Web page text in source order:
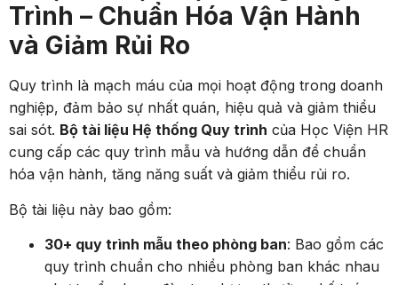
Trình – Chuẩn Hóa Vận Hành
và Giảm Rủi Ro
Quy trình là mạch máu của mọi hoạt động trong doanh
nghiệp, đảm bảo sự nhất quán, hiệu quả và giảm thiểu
sai sót. Bộ tài liệu Hệ thống Quy trình của Học Viện HR
cung cấp các quy trình mẫu và hướng dẫn để chuẩn
hóa vận hành, tăng năng suất và giảm thiểu rủi ro.
Bộ tài liệu này bao gồm:
30+ quy trình mẫu theo phòng ban: Bao gồm các
quy trình chuẩn cho nhiều phòng ban khác nhau